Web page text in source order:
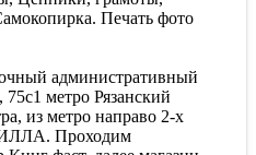
Печать фото
административный
75с1 метро Рязанский
из метро направо 2-х
Проходим